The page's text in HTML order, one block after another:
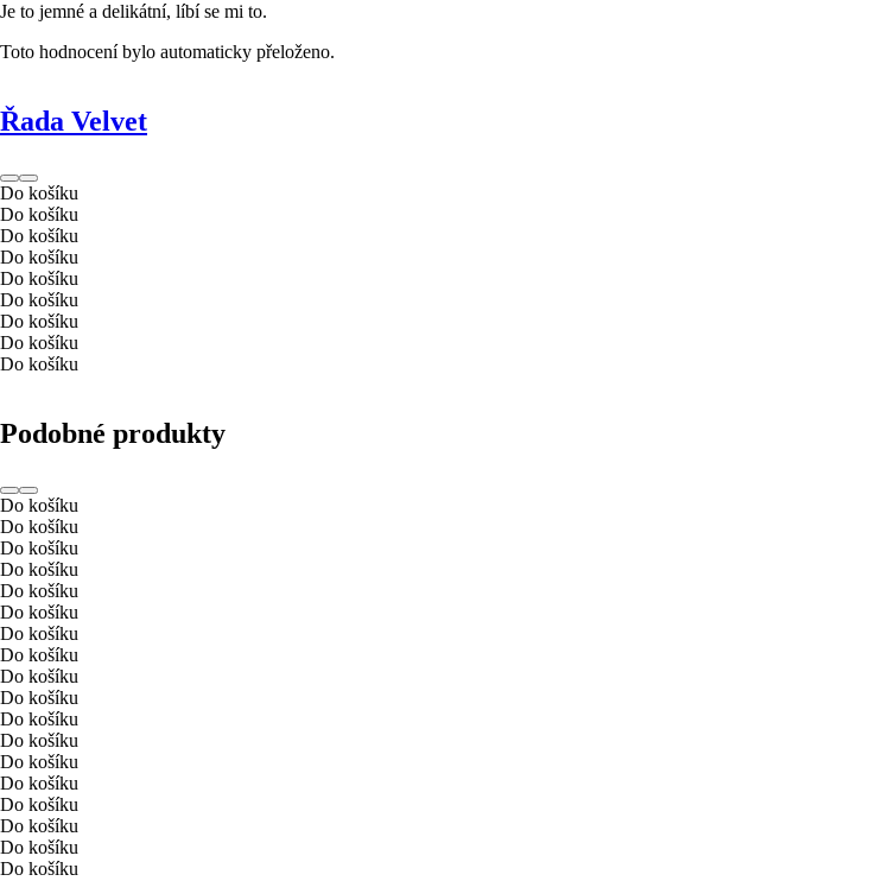
Je to jemné a delikátní, líbí se mi to.
Toto hodnocení bylo automaticky přeloženo.
Řada Velvet
Do košíku
Do košíku
Do košíku
Do košíku
Do košíku
Do košíku
Do košíku
Do košíku
Do košíku
Podobné produkty
Do košíku
Do košíku
Do košíku
Do košíku
Do košíku
Do košíku
Do košíku
Do košíku
Do košíku
Do košíku
Do košíku
Do košíku
Do košíku
Do košíku
Do košíku
Do košíku
Do košíku
Do košíku